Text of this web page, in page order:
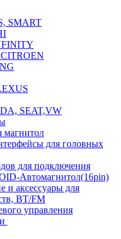
SMART
SEAT,VW
магнитол
для головных
для подключения
Автомагнитол(16pin)
и аксессуары для
BT/FM
управления